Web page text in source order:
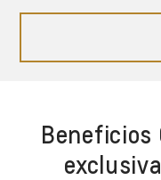
Beneficios